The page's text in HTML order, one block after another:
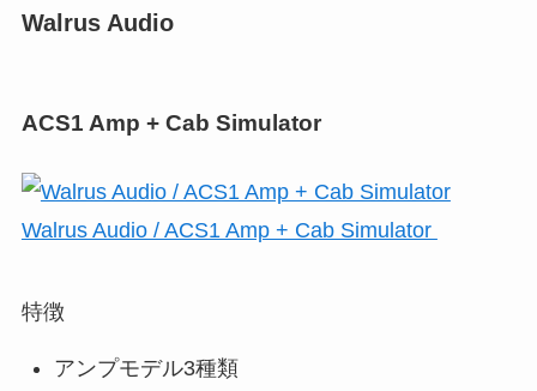
Walrus Audio
ACS1 Amp + Cab Simulator
Walrus Audio / ACS1 Amp + Cab Simulator
特徴
アンプモデル3種類